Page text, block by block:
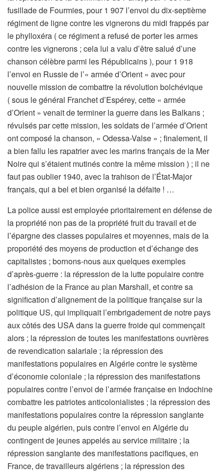
fusillade de Fourmies, pour 1 907 l’envoi du dix-septième
régiment de ligne contre les vignerons du midi frappés par
le phylloxéra ( ce régiment a refusé de porter les armes
contre les vignerons ; cela lui a valu d’être salué d’une
chanson célèbre parmi les Républicains ), pour 1 918
l’envoi en Russie de l’« armée d’Orient » avec pour
nouvelle mission de combattre la révolution bolchévique
( sous le général Franchet d’Espérey, cette « armée
d’Orient » venait de terminer la guerre dans les Balkans ;
révulsés par cette mission, les soldats de l’armée d’Orient
ont composé la chanson, « Odessa-Valse » ; finalement, il
a bien fallu les rapatrier avec les marins français de la Mer
Noire qui s’étaient mutinés contre la même mission ) ; il ne
faut pas oublier 1940, avec la trahison de l’État-Major
français, qui a bel et bien organisé la défaite ! …
La police aussi est employée prioritairement en défense de
la propriété non pas de la propriété fruit du travail et de
l’épargne des classes populaires et moyennes, mais de la
proporiété des moyens de production et d’échange des
capitalistes ; bornons-nous aux quelques exemples
d’après-guerre : la répression de la lutte populaire contre
l’adhésion de la France au plan Marshall, et contre sa
signification d’alignement de la politique française sur la
politique US, qui impliquait l’embrigadement de notre pays
aux côtés des USA dans la guerre froide qui commençait
alors ; la répression de toutes les manifestations ouvrières
de revendication salariale ; la répression des
manifestations populaires en Algérie contre le système
d’économie coloniale ; la répression des manifestations
populaires contre l’envoi de l’armée française en Indochine
combattre les patriotes anticolonialistes ; la répression des
manifestations populaires contre la répression sanglante
du peuple algérien, puis contre l’envoi en Algérie du
contingent de jeunes appelés au service militaire ; la
répression sanglante des manifestations pacifiques, en
France, de travailleurs algériens ; la répression des